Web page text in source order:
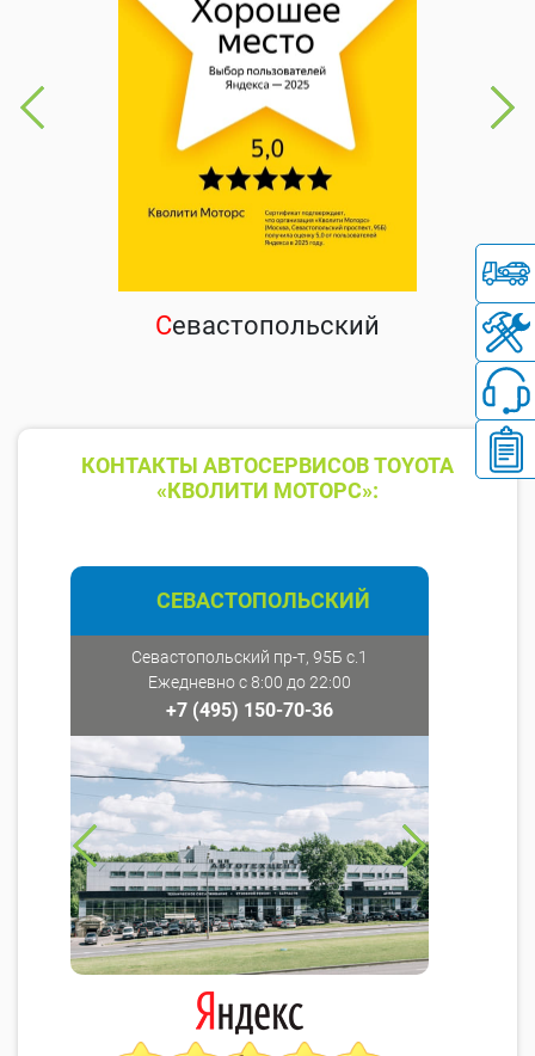
Севастопольский
КОНТАКТЫ АВТОСЕРВИСОВ TOYOTA
«КВОЛИТИ МОТОРС»:
СЕВАСТОПОЛЬСКИЙ
Севастопольский пр-т, 95Б с.1
Ежедневно с 8:00 до 22:00
+7 (495) 150-70-36